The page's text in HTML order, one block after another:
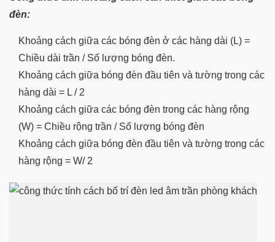
đèn:
Khoảng cách giữa các bóng đèn ở các hàng dài (L) =
Chiều dài trần / Số lượng bóng đèn.
Khoảng cách giữa bóng đèn đầu tiên và tường trong các
hàng dài = L / 2
Khoảng cách giữa các bóng đèn trong các hàng rộng
(W) = Chiều rộng trần / Số lượng bóng đèn
Khoảng cách giữa bóng đèn đầu tiên và tường trong các
hàng rộng = W/ 2